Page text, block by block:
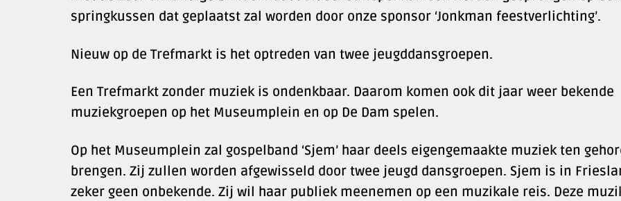
springkussen dat geplaatst zal worden door onze sponsor ‘Jonkman feestverlichting’.
Nieuw op de Trefmarkt is het optreden van twee jeugddansgroepen.
Een Trefmarkt zonder muziek is ondenkbaar. Daarom komen ook dit jaar weer bekende
muziekgroepen op het Museumplein en op De Dam spelen.
Op het Museumplein zal gospelband ‘Sjem’ haar deels eigengemaakte muziek ten
brengen. Zij zullen worden afgewisseld door twee jeugd dansgroepen. Sjem is in
zeker geen onbekende. Zij wil haar publiek meenemen op een muzikale reis. Deze